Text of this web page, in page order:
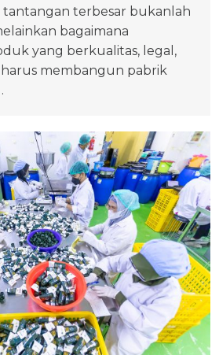
tantangan terbesar bukanlah
bagaimana
yang berkualitas, legal,
membangun pabrik